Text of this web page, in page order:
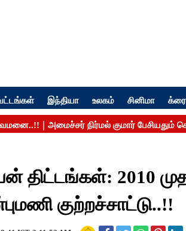
இந்தியா உலகம் சினிமா
திட்டங்கள்: 2010
குற்றச்சாட்டு..!!